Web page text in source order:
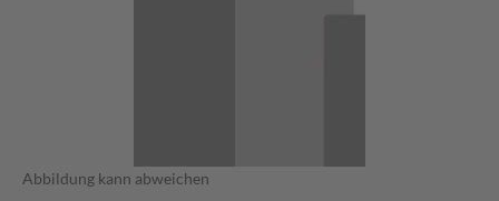
Abbildung kann abweichen